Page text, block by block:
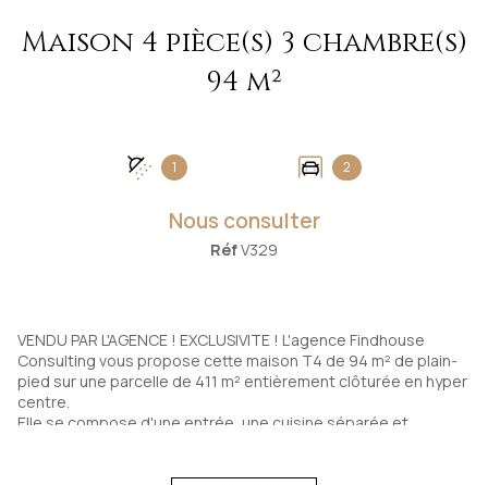
Maison 4 pièce(s) 3 chambre(s)
94 m²
1 2
Nous consulter
RéfV329
VENDU PAR L'AGENCE ! EXCLUSIVITE ! L'agence Findhouse
Consulting vous propose cette maison T4 de 94 m² de plain-
pied sur une parcelle de 411 m² entièrement clôturée en hyper
centre.
Elle se compose d'une entrée, une cuisine séparée et